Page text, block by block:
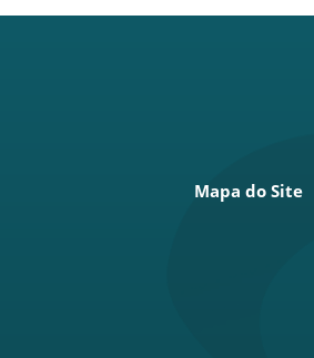
Mapa do Site